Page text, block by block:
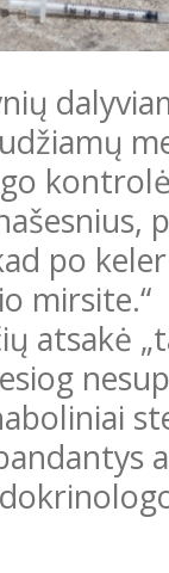
po
mirsite.“